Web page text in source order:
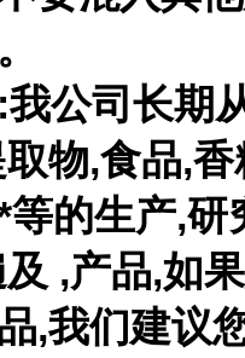
公司长期
物,食品,香
的生产,研
,产品,如
,我们建议